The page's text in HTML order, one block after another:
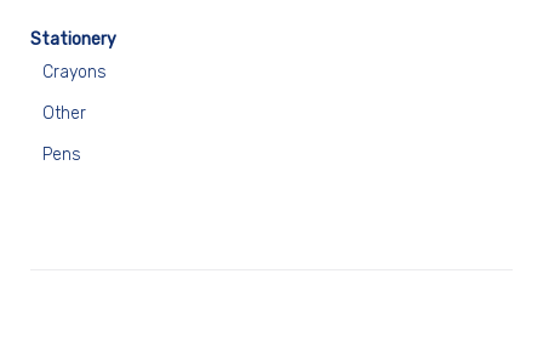
Stationery
Crayons
Other
Pens